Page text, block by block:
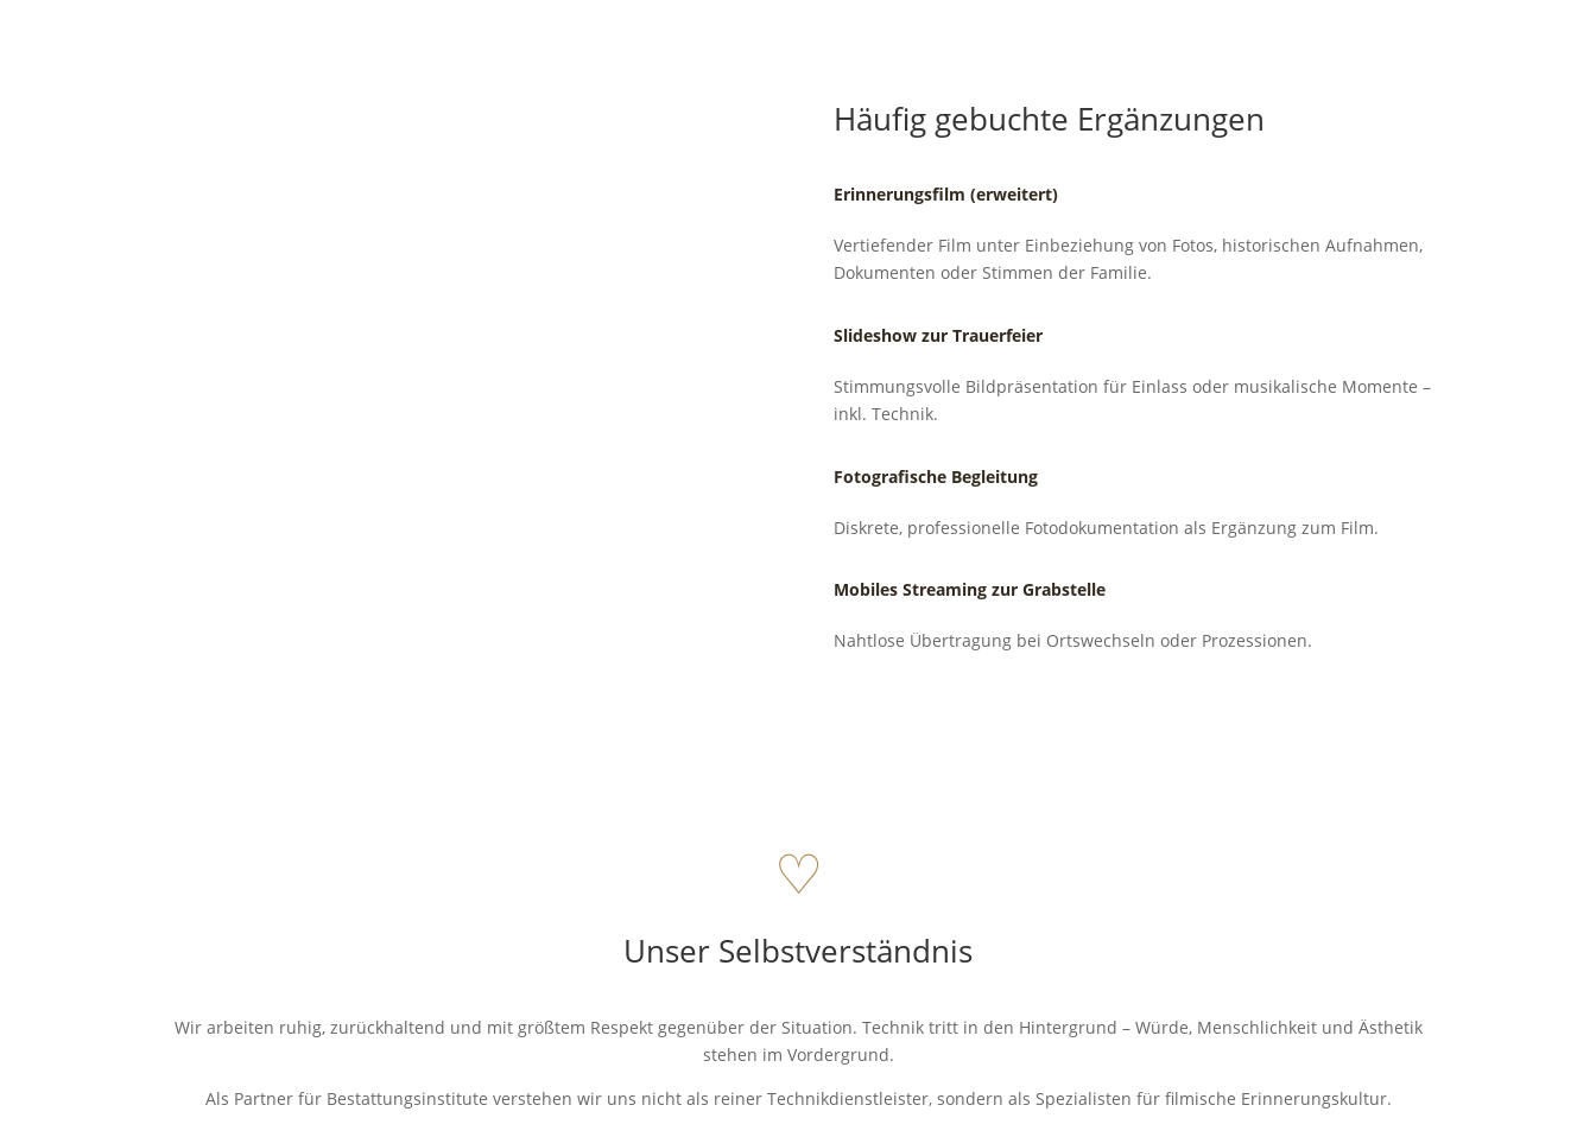
Häufig gebuchte Ergänzungen
Erinnerungsfilm (erweitert)
Vertiefender Film unter Einbeziehung von Fotos, historischen Aufnahmen,
Dokumenten oder Stimmen der Familie.
Slideshow zur Trauerfeier
Stimmungsvolle Bildpräsentation für Einlass oder musikalische Momente –
inkl. Technik.
Fotografische Begleitung
Diskrete, professionelle Fotodokumentation als Ergänzung zum Film.
Mobiles Streaming zur Grabstelle
Nahtlose Übertragung bei Ortswechseln oder Prozessionen.
♡
Unser Selbstverständnis
Wir arbeiten ruhig, zurückhaltend und mit größtem Respekt gegenüber der Situation. Technik tritt in den Hintergrund – Würde, Menschlichkeit und Ästhetik
stehen im Vordergrund.
Als Partner für Bestattungsinstitute verstehen wir uns nicht als reiner Technikdienstleister, sondern als Spezialisten für filmische Erinnerungskultur.